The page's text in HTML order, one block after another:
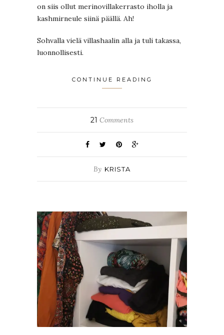
on siis ollut merinovillakerrasto iholla ja
kashmirneule siinä päällä. Ah!
Sohvalla vielä villashaalin alla ja tuli takassa,
luonnollisesti.
CONTINUE READING
21 Comments
By KRISTA